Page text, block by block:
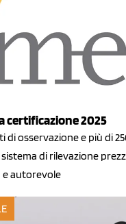
certificazione 2025
di osservazione e più di
di rilevazione
autorevole